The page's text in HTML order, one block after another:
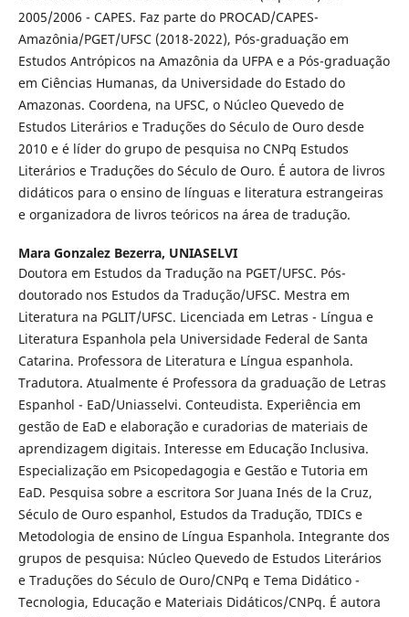
2005/2006 - CAPES. Faz parte do PROCAD/CAPES-
Amazônia/PGET/UFSC (2018-2022), Pós-graduação em
Estudos Antrópicos na Amazônia da UFPA e a Pós-graduação
em Ciências Humanas, da Universidade do Estado do
Amazonas. Coordena, na UFSC, o Núcleo Quevedo de
Estudos Literários e Traduções do Século de Ouro desde
2010 e é líder do grupo de pesquisa no CNPq Estudos
Literários e Traduções do Século de Ouro. É autora de livros
didáticos para o ensino de línguas e literatura estrangeiras
e organizadora de livros teóricos na área de tradução.
Mara Gonzalez Bezerra, UNIASELVI
Doutora em Estudos da Tradução na PGET/UFSC. Pós-
doutorado nos Estudos da Tradução/UFSC. Mestra em
Literatura na PGLIT/UFSC. Licenciada em Letras - Língua e
Literatura Espanhola pela Universidade Federal de Santa
Catarina. Professora de Literatura e Língua espanhola.
Tradutora. Atualmente é Professora da graduação de Letras
Espanhol - EaD/Uniasselvi. Conteudista. Experiência em
gestão de EaD e elaboração e curadorias de materiais de
aprendizagem digitais. Interesse em Educação Inclusiva.
Especialização em Psicopedagogia e Gestão e Tutoria em
EaD. Pesquisa sobre a escritora Sor Juana Inés de la Cruz,
Século de Ouro espanhol, Estudos da Tradução, TDICs e
Metodologia de ensino de Língua Espanhola. Integrante dos
grupos de pesquisa: Núcleo Quevedo de Estudos Literários
e Traduções do Século de Ouro/CNPq e Tema Didático -
Tecnologia, Educação e Materiais Didáticos/CNPq. É autora